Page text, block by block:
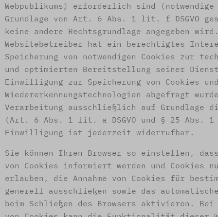
Webpublikums) erforderlich sind
Grundlage von Art. 6 Abs. 1 lit. f DSGVO
keine andere Rechtsgrundlage angegeben
Websitebetreiber hat ein berechtigtes
Speicherung von notwendigen Cookies zur
und optimierten Bereitstellung seiner
Einwilligung zur Speicherung von Cookies
Wiedererkennungstechnologien abgefragt
Verarbeitung ausschließlich auf Grundlage
(Art. 6 Abs. 1 lit. a DSGVO und § 25 Abs. 1
Einwilligung ist jederzeit widerrufbar.
Sie können Ihren Browser so einstellen,
von Cookies informiert werden und Cookies
erlauben, die Annahme von Cookies für
generell ausschließen sowie das
beim Schließen des Browsers aktivieren.